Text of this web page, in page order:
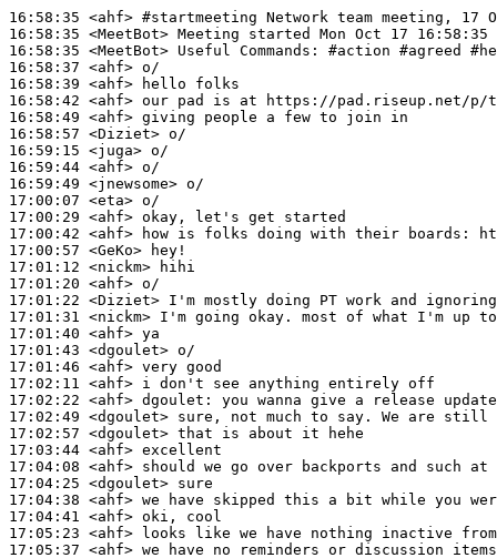
16:58:35 <ahf> #startmeeting Network team meeting, 17
16:58:35 <MeetBot>
16:58:35 <MeetBot>
16:58:37 <ahf>
16:58:39 <ahf>
16:58:42 <ahf>
16:58:49 <ahf>
16:58:57 <Diziet>
16:59:15 <juga>
16:59:44 <ahf>
16:59:49 <jnewsome>
17:00:07 <eta>
17:00:29 <ahf>
17:00:42 <ahf>
17:00:57 <GeKo>
17:01:12 <nickm>
17:01:20 <ahf>
17:01:22 <Diziet>
17:01:31 <nickm>
17:01:40 <ahf>
17:01:43 <dgoulet>
17:01:46 <ahf>
17:02:11 <ahf>
17:02:22 <ahf> dgoulet:
17:02:49 <dgoulet>
17:02:57 <dgoulet>
17:03:44 <ahf>
17:04:08 <ahf>
17:04:25 <dgoulet>
17:04:38 <ahf>
17:04:41 <ahf>
17:05:23 <ahf>
17:05:37 <ahf>